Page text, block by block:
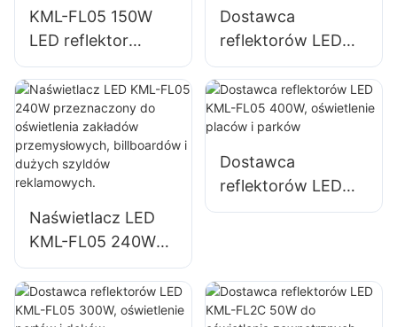
otwartych
KML-FL05 150W
LED reflektor
oświetleniowy do
oświetlenia
parkingów i
powierzchni
magazynowych
Dostawca
reflektorów LED
KML-FL05 200W,
oświetlenie
awaryjne i do
usuwania skutków
klęsk żywiołowych
Naświetlacz LED
KML-FL05 240W
przeznaczony do
oświetlenia
zakładów
Dostawca
reflektorów LED
KML-FL05 400W,